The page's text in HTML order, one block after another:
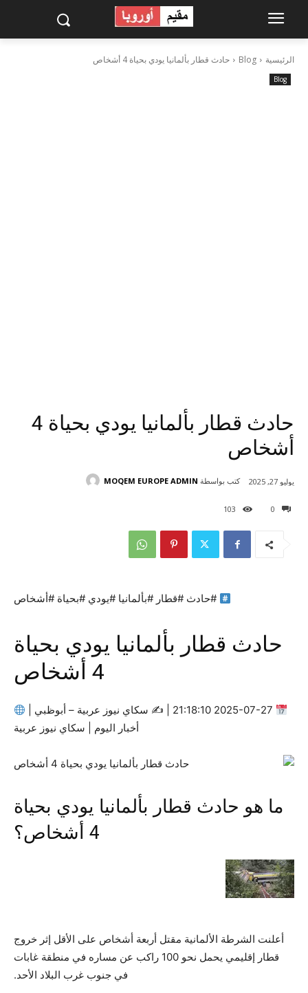
الرئيسية Blog حادث قطار بألمانيا يودي بحياة 4 أشخاص
Blog
حادث قطار بألمانيا يودي بحياة 4
أشخاص
0
103
يوليو 27, 2025 كتب بواسطة MOQEM EUROPE ADMIN
#حادث #قطار #بألمانيا #يودي #بحياة #أشخاص
حادث قطار بألمانيا يودي بحياة
4 أشخاص
سكاي نيوز عربية – أبوظبي |
أخبار اليوم | سكاي نيوز عربية
ما هو حادث قطار بألمانيا يودي بحياة
4 أشخاص؟
أعلنت الشرطة الألمانية مقتل أربعة أشخاص على الأقل إثر خروج
قطار إقليمي يحمل نحو 100 راكب عن مساره في منطقة غابات
في جنوب غرب البلاد الأحد.